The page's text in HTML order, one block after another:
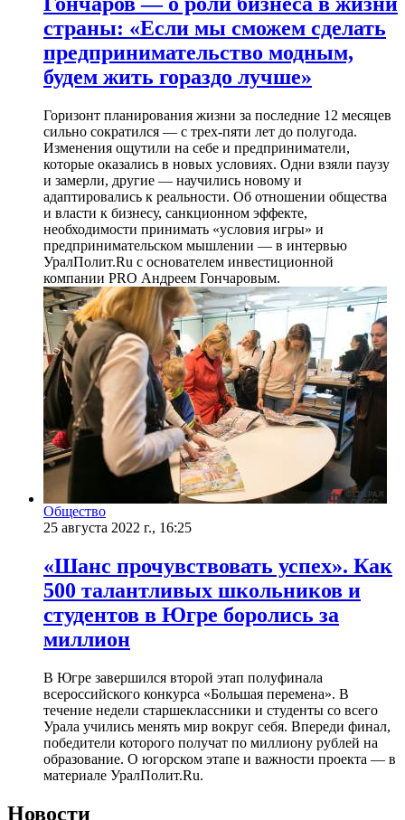
страны: «Если мы сможем сделать
предпринимательство модным,
будем жить гораздо лучше»
Горизонт планирования жизни за последние 12 месяцев
сильно сократился — с трех-пяти лет до полугода.
Изменения ощутили на себе и предприниматели,
которые оказались в новых условиях. Одни взяли паузу
и замерли, другие — научились новому и
адаптировались к реальности. Об отношении общества
и власти к бизнесу, санкционном эффекте,
необходимости принимать «условия игры» и
предпринимательском мышлении — в интервью
УралПолит.Ru с основателем инвестиционной
компании PRO Андреем Гончаровым.
Общество
25 августа 2022 г., 16:25
«Шанс прочувствовать успех». Как
500 талантливых школьников и
студентов в Югре боролись за
миллион
В Югре завершился второй этап полуфинала
всероссийского конкурса «Большая перемена». В
течение недели старшеклассники и студенты со всего
Урала учились менять мир вокруг себя. Впереди финал,
победители которого получат по миллиону рублей на
образование. О югорском этапе и важности проекта — в
материале УралПолит.Ru.
Новости